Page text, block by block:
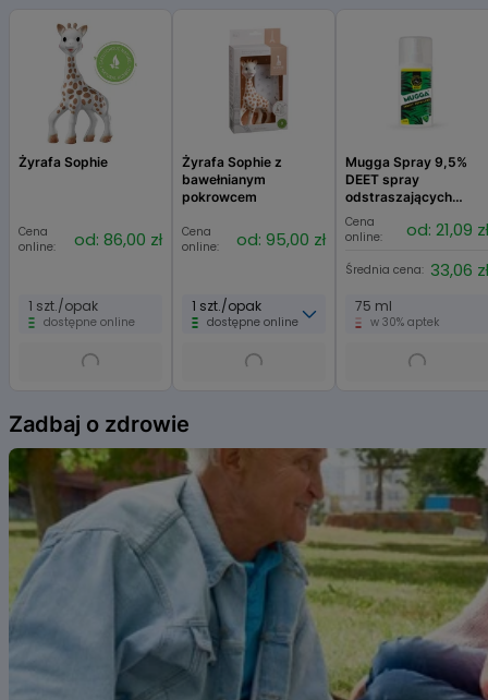
Żyrafa Sophie
Cena
online:
od: 86,00 zł
1 szt./opak
dostępne online
Żyrafa Sophie z
bawełnianym
pokrowcem
Cena
online:
od: 95,00 zł
1 szt./opak
dostępne online
Mugga Spray 9,5%
DEET spray
odstraszających
komary, kleszcze i
inne insekty
Cena
online:
od: 21,09 zł
Średnia cena: 33,06 zł
75 ml
w 30% aptek
1
of
6
Zadbaj o zdrowie